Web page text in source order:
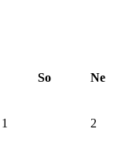
So Ne
1 2